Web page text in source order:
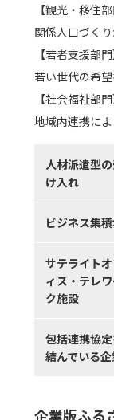
【観光・移住部
関係人口づく
【若者支援部門
若い世代の希
【社会福祉部門
地域内連携に
人材派遣型
け入れ
ビジネス集
サテライト
ィス・テレ
ク施設
包括連携協
結んでいる
企業版ふる